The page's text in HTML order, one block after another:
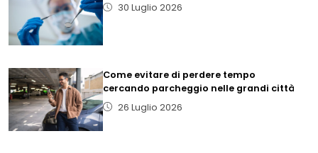
30 Luglio 2026
Come evitare di perdere tempo
cercando parcheggio nelle grandi città
26 Luglio 2026